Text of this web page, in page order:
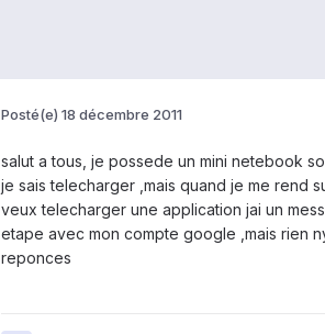
Posté(e) 18 décembre 2011
salut a tous, je possede un mini netebook
je sais telecharger ,mais quand je me rend
veux telecharger une application jai un
etape avec mon compte google ,mais rien
reponces